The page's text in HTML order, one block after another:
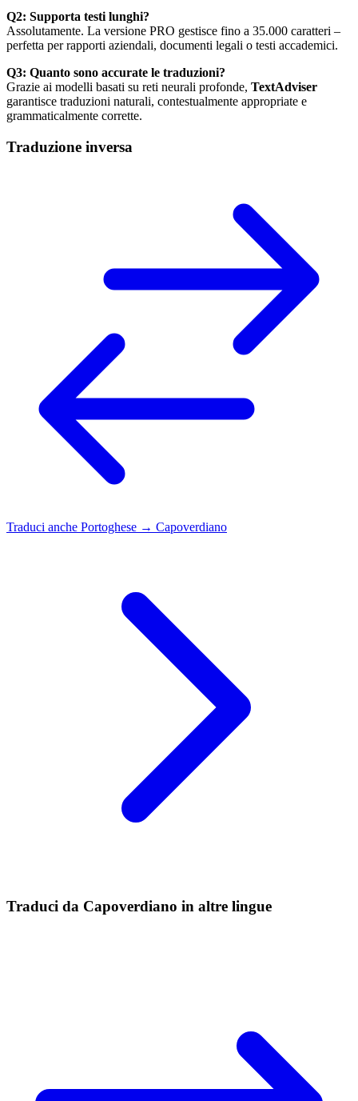
Q2: Supporta testi lunghi?
Assolutamente. La versione PRO gestisce fino a 35.000 caratteri –
perfetta per rapporti aziendali, documenti legali o testi accademici.
Q3: Quanto sono accurate le traduzioni?
Grazie ai modelli basati su reti neurali profonde, TextAdviser
garantisce traduzioni naturali, contestualmente appropriate e
grammaticalmente corrette.
Traduzione inversa
Traduci anche Portoghese → Capoverdiano
Traduci da Capoverdiano in altre lingue